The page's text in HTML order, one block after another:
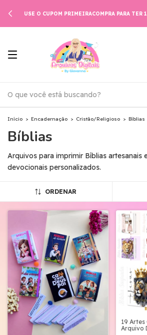
USE O CUPOM PRIMEIRACOMPRA PARA TER
Início > Encadernação > Cristão/Religioso > Bíblias
Bíblias
Arquivos para imprimir Bíblias artesanais
devocionais personalizados.
ORDENAR
19 Artes
Arquivo